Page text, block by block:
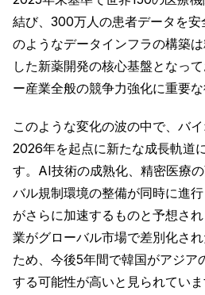
結び、300万人の患者データを安
のようなデータインフラの構築
した新薬開発の核心基盤となっ
ー産業全般の競争力強化に重要な
このような変化の波の中で、バ
2026年を起点に新たな成長軌道
す。AI技術の成熟化、精密医療
バル規制環境の整備が同時に進
がさらに加速するものと予想さ
業がグローバル市場で差別化さ
ため、今後5年間で韓国がアジア
する可能性が高いと見られてい